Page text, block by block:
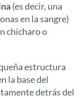
(es decir, una
en la sangre)
chícharo o
estructura
la base del
detrás del